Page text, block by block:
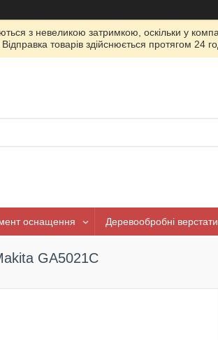
з невеликою затримкою, оскільки у
товарів здійснюється протягом 24
оснащення Деревообробні верстати
GA5021C